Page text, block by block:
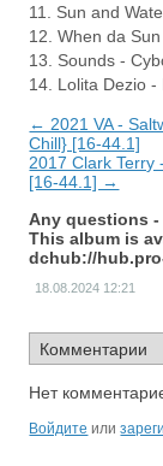
11. Sun and
12. When da
13. Sounds -
14. Lolita Dezio -
← 2021 VA -
Chill} [16-44.1]
2017 Clark Terry
[16-44.1] →
Any questions -
This album is
dchub://
18.08.2024 12:21
Нет
Войдите или